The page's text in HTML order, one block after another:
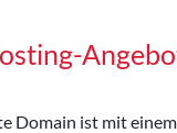
Domain ist mit